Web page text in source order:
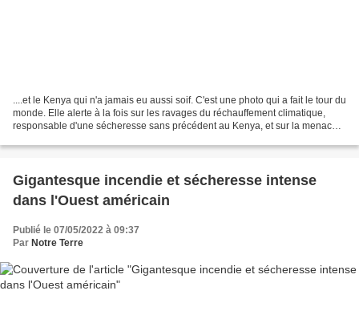
....et le Kenya qui n'a jamais eu aussi soif. C'est une photo qui a fait le tour du
monde. Elle alerte à la fois sur les ravages du réchauffement climatique,
responsable d'une sécheresse sans précédent au Kenya, et sur la menace
Gigantesque incendie et sécheresse intense
dans l'Ouest américain
Publié le 07/05/2022 à 09:37
Par Notre Terre